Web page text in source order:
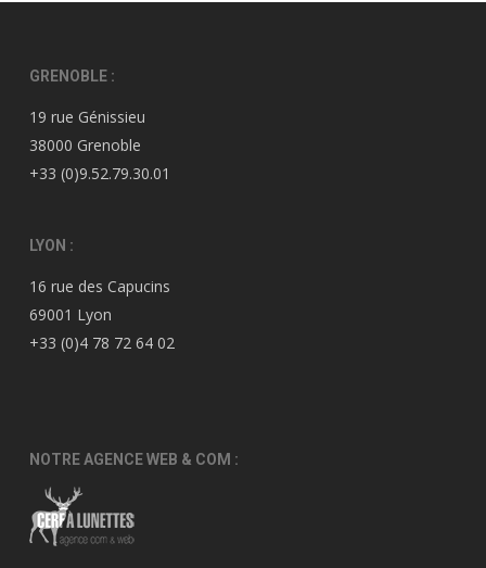
GRENOBLE :
19 rue Génissieu
38000 Grenoble
+33 (0)9.52.79.30.01
LYON :
16 rue des Capucins
69001 Lyon
+33 (0)4 78 72 64 02
NOTRE AGENCE WEB & COM :